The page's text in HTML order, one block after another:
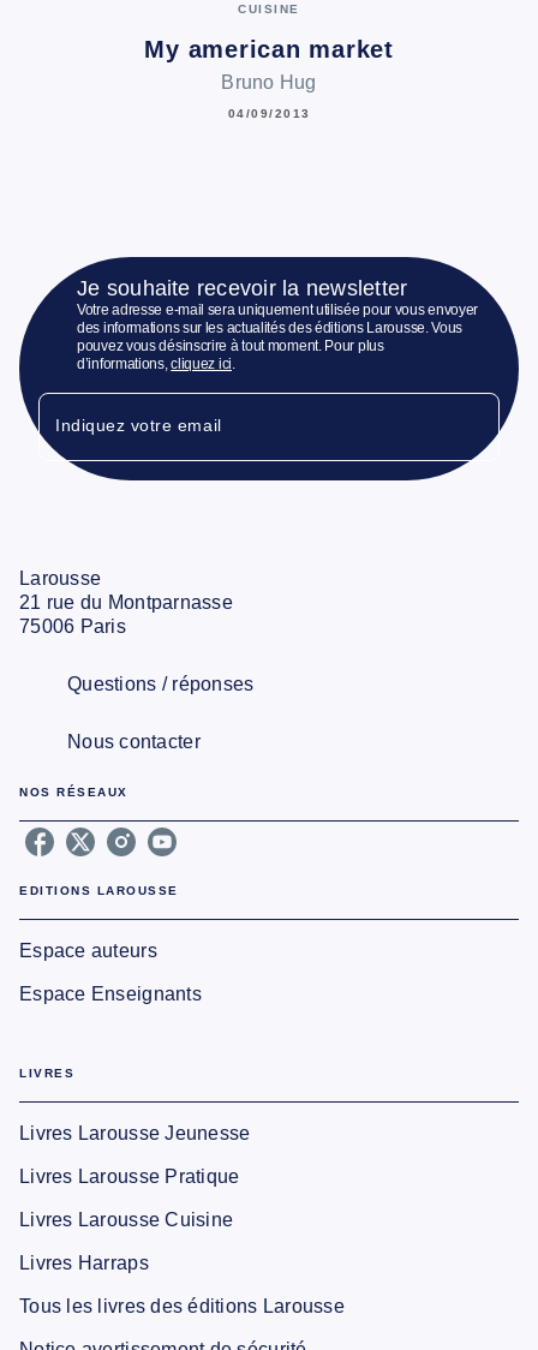
CUISINE
My american market
Bruno Hug
04/09/2013
Je souhaite recevoir la newsletter
Votre adresse e-mail sera uniquement utilisée pour vous envoyer
des informations sur les actualités des éditions Larousse. Vous
pouvez vous désinscrire à tout moment. Pour plus
d’informations,cliquez ici
Indiquez votre email
Larousse
21 rue du Montparnasse
75006 Paris
Questions / réponses
Nous contacter
NOS RÉSEAUX
EDITIONS LAROUSSE
Espace auteurs
Espace Enseignants
LIVRES
Livres Larousse Jeunesse
Livres Larousse Pratique
Livres Larousse Cuisine
Livres Harraps
Tous les livres des éditions Larousse